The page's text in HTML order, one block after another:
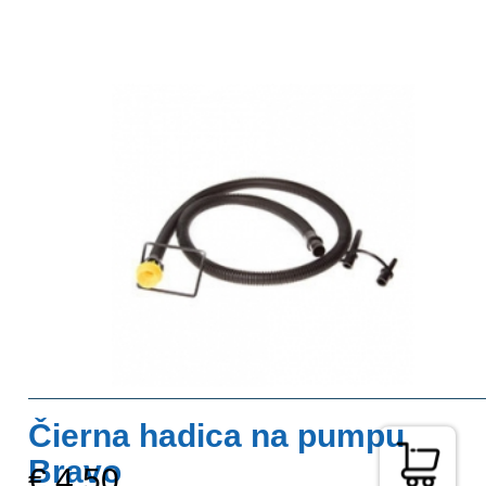
Čierna hadica na pumpu
Bravo